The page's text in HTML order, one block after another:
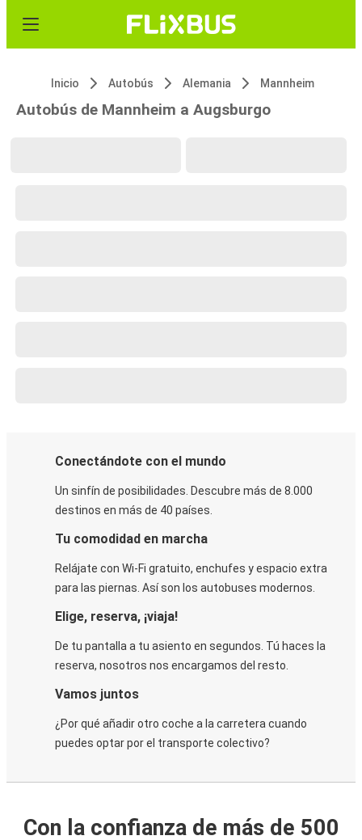
Inicio Autobús Alemania Mannheim
Autobús de Mannheim a Augsburgo
Conectándote con el mundo
Un sinfín de posibilidades. Descubre más de 8.000
destinos en más de 40 países.
Tu comodidad en marcha
Relájate con Wi-Fi gratuito, enchufes y espacio extra
para las piernas. Así son los autobuses modernos.
Elige, reserva, ¡viaja!
De tu pantalla a tu asiento en segundos. Tú haces la
reserva, nosotros nos encargamos del resto.
Vamos juntos
¿Por qué añadir otro coche a la carretera cuando
puedes optar por el transporte colectivo?
Con la confianza de más de 500